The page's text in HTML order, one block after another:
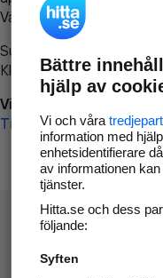
Vänligen försök med
Surfa till
Klicka påTillbaka-knappen
Vi beklagar besväret!
Till startsidan
Hitta.se - Gratis
Bättre
hjälp av
Vi och våra
information med
enhetsidentifierare
av informationen
tjänster.
Hitta.se och dess
följande:
Syften